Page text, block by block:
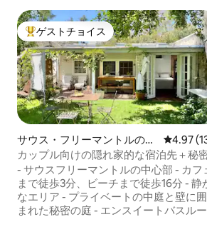
大好評のゲストチョイスです。
ゲストチョイス
サウス・フリーマントルの離
れ
レビュ
4.97
カップル向けの隠れ家的な宿泊先＋秘
の庭＋屋外風呂
- サウスフリーマントルの中心部 - カフ
まで徒歩3分、ビーチまで徒歩16分 - 静
なエリア - プライベートの中庭と壁に囲
まれた秘密の庭 - エンスイートバスルー